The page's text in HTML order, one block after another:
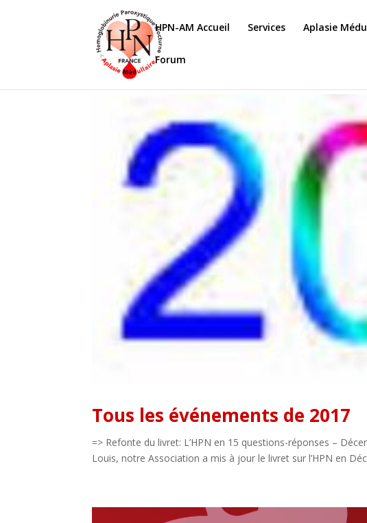
HPN-AM Accueil Services Aplasie
Forum
Tous les événements de 2017
=> Refonte du livret: L’HPN en 15 questions-réponses –
Louis, notre Association a mis à jour le livret sur l’HPN en